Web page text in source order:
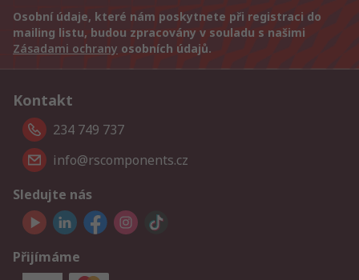
Osobní údaje, které nám poskytnete při registraci do
mailing listu, budou zpracovány v souladu s našimi
Zásadami ochrany osobních údajů.
Kontakt
234 749 737
info@rscomponents.cz
Sledujte nás
Přijímáme